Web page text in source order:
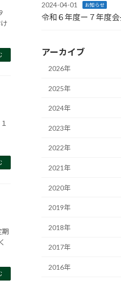
期
2024-04-01 お知らせ
令和６年度ー７年度
アーカイブ
2026年
2025年
2024年
2023年
2022年
2021年
2020年
2019年
2018年
2017年
2016年